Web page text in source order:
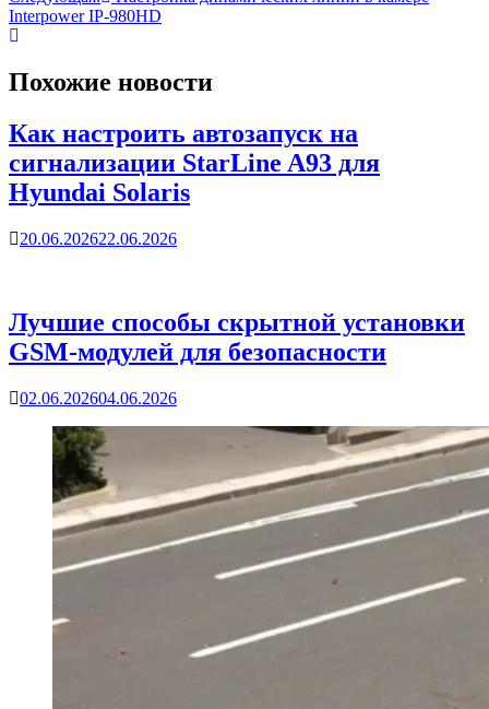
Interpower IP-980HD
Похожие новости
Как настроить автозапуск на
сигнализации StarLine A93 для
Hyundai Solaris
20.06.202622.06.2026
Лучшие способы скрытной установки
GSM-модулей для безопасности
02.06.202604.06.2026